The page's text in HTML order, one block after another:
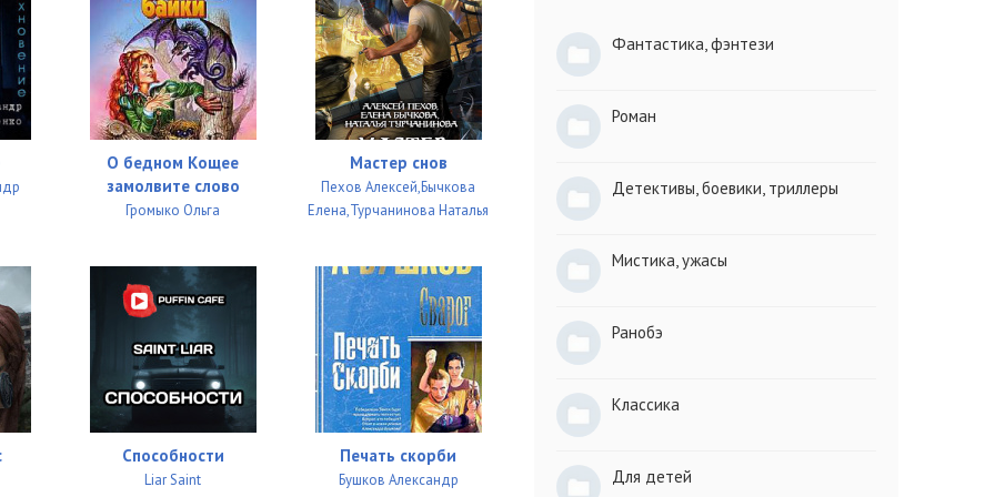
07:41
18:08
15:21
14:15
11:55
11:06
15:06
14:38
14:10
28:04
О бедном Кощее
замолвите слово
Громыко Ольга
Мастер снов
Пехов Алексей,Бычкова
Елена,Турчанинова Наталья
Способности
Liar Saint
Печать скорби
Бушков Александр
Фантастика, фэнтези
Роман
Детективы, боевики, триллеры
Мистика, ужасы
Ранобэ
Классика
Для детей